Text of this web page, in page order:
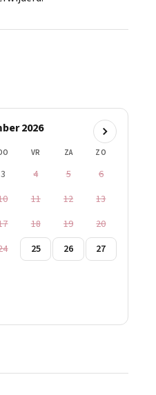
2026
VR ZA ZO
3 4 5
6
11 12
13
18 19
20
25 26
27